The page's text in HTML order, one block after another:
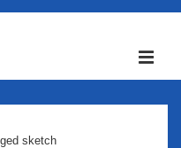
sketch